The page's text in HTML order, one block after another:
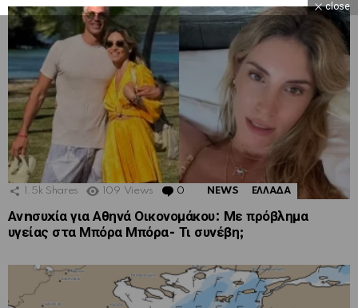
1.5k Shares 109 Views 0 Comments
NEWS ΕΛΛΑΔΑ
Ανnσυxία για Αθηνά Οικονομάκου: Με πρόβλημα
υγείας στα Μπόρα Μπόρα- Τι συνέβη;
close